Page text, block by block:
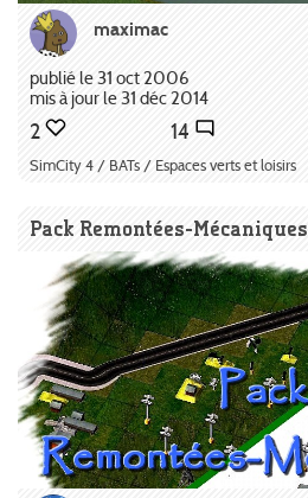
maximac
publié le 31 oct 2006
mis à jour le 31 déc 2014
2 14
SimCity 4 / BATs / Espaces verts et loisirs
Pack Remontées-Mécaniques